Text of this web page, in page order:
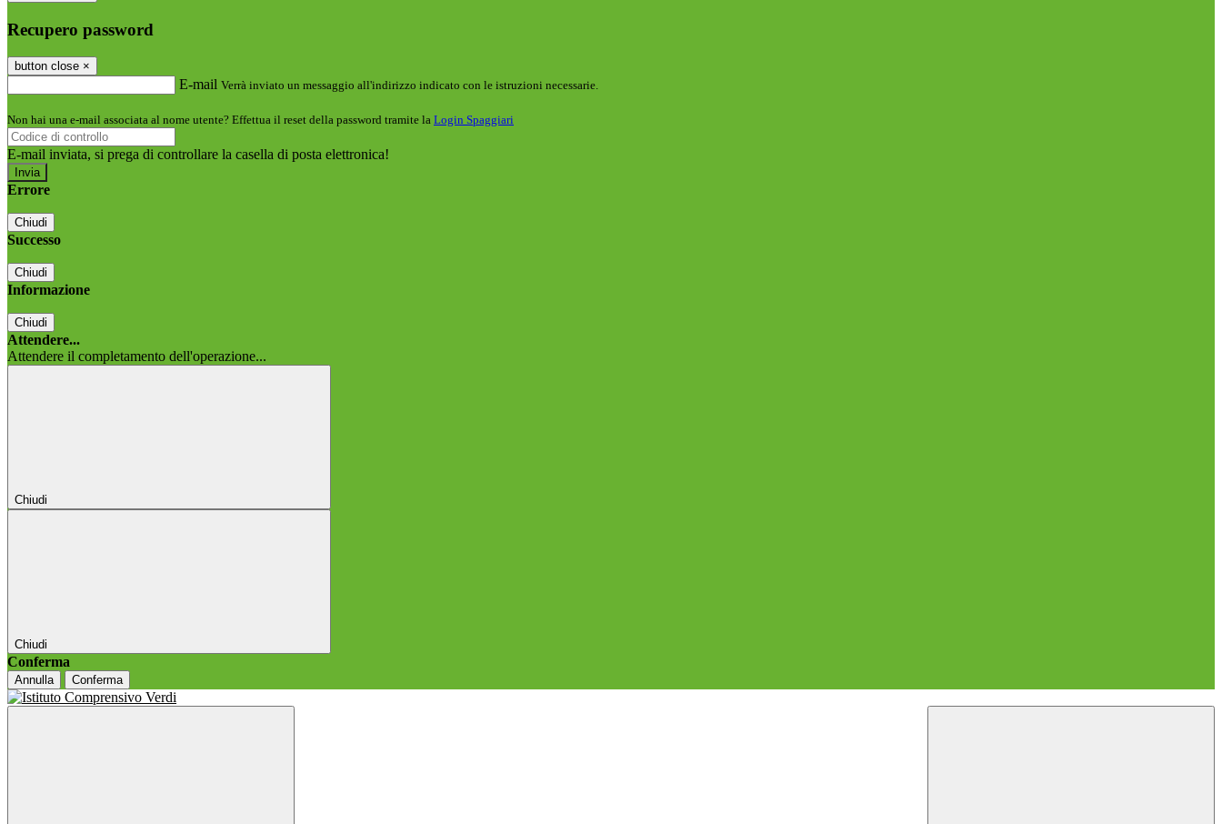
Recupero password
button close ×
E-mail Verrà inviato un messaggio all'indirizzo indicato con le istruzioni necessarie.
Non hai una e-mail associata al nome utente? Effettua il reset della password tramite la Login Spaggiari
E-mail inviata, si prega di controllare la casella di posta elettronica!
Errore
Chiudi
Successo
Chiudi
Informazione
Chiudi
Attendere...
Attendere il completamento dell'operazione...
Chiudi
Chiudi
Conferma
Annulla Conferma